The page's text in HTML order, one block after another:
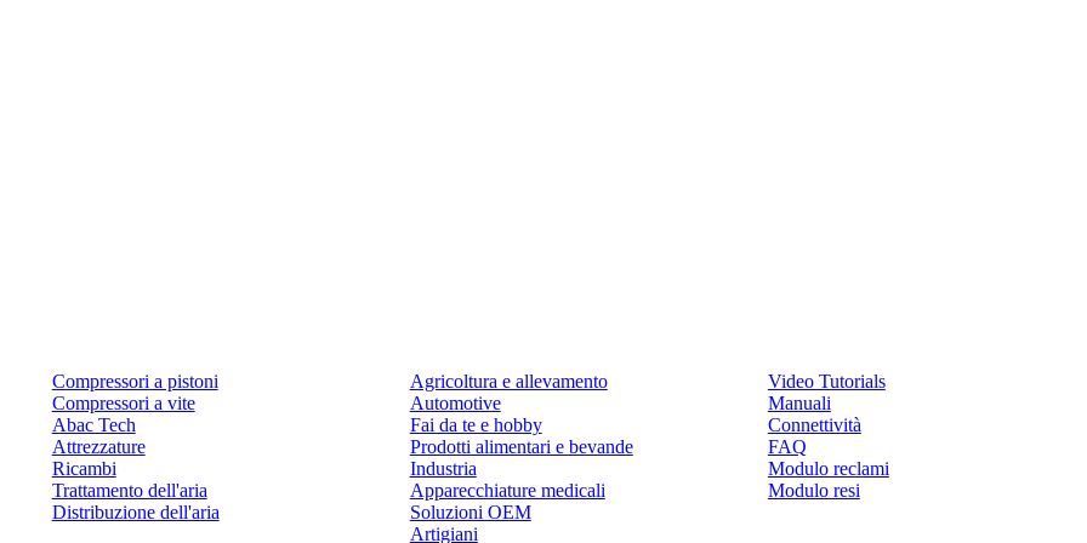
Compressori a pistoni
Compressori a vite
Abac Tech
Attrezzature
Ricambi
Trattamento dell'aria
Distribuzione dell'aria
Agricoltura e allevamento
Automotive
Fai da te e hobby
Prodotti alimentari e bevande
Industria
Apparecchiature medicali
Soluzioni OEM
Artigiani
Video Tutorials
Manuali
Connettività
FAQ
Modulo reclami
Modulo resi